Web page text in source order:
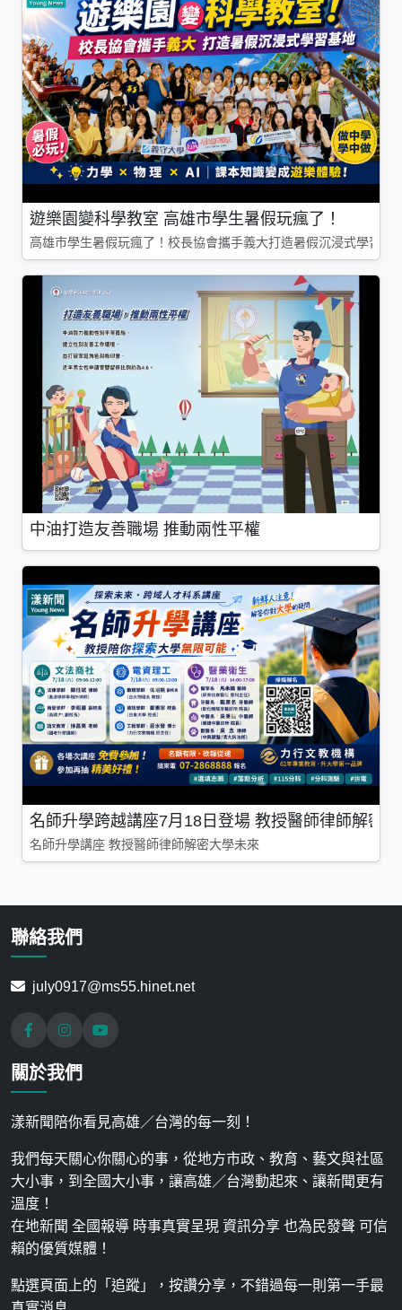
遊樂園變科學教室 高雄市學生暑假玩瘋了！
高雄市學生暑假玩瘋了！校長協會攜手義大打造暑假沉浸式學習基
中油打造友善職場 推動兩性平權
名師升學跨越講座7月18日登場 教授醫師律師解密
名師升學講座 教授醫師律師解密大學未來
聯絡我們
july0917@ms55.hinet.net
關於我們
漾新聞陪你看見高雄／台灣的每一刻！
我們每天關心你關心的事，從地方市政、教育、藝文與社區
大小事，到全國大小事，讓高雄／台灣動起來、讓新聞更有
溫度！
在地新聞 全國報導 時事真實呈現 資訊分享 也為民發聲 可信
賴的優質媒體！
點選頁面上的「追蹤」，按讚分享，不錯過每一則第一手最